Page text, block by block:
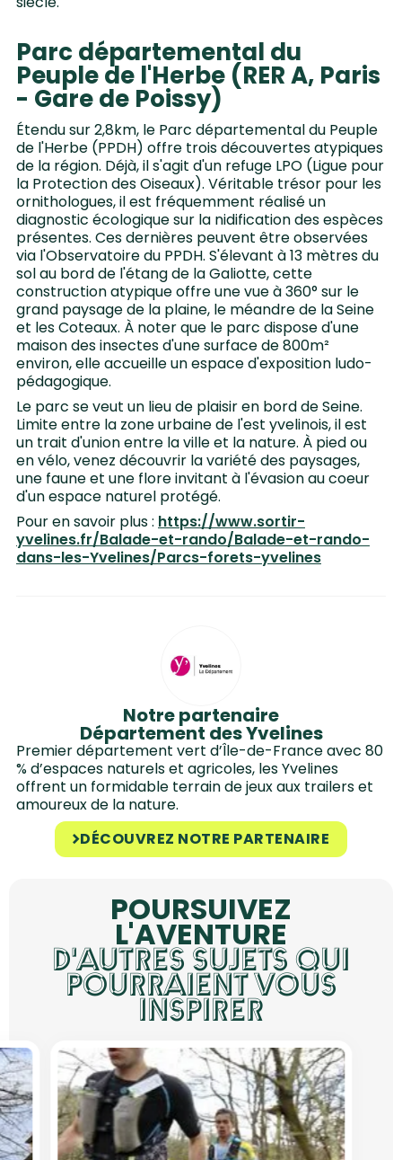
Parc départemental du
Peuple de l'Herbe (RER A, Paris
- Gare de Poissy)
Étendu sur 2,8km, le Parc départemental du Peuple
de l'Herbe (PPDH) offre trois découvertes atypiques
de la région. Déjà, il s'agit d'un refuge LPO (Ligue pour
la Protection des Oiseaux). Véritable trésor pour les
ornithologues, il est fréquemment réalisé un
diagnostic écologique sur la nidification des espèces
présentes. Ces dernières peuvent être observées
via l'Observatoire du PPDH. S'élevant à 13 mètres du
sol au bord de l'étang de la Galiotte, cette
construction atypique offre une vue à 360° sur le
grand paysage de la plaine, le méandre de la Seine
et les Coteaux. À noter que le parc dispose d'une
maison des insectes d'une surface de 800m²
environ, elle accueille un espace d'exposition ludo-
pédagogique.
Le parc se veut un lieu de plaisir en bord de Seine.
Limite entre la zone urbaine de l'est yvelinois, il est
un trait d'union entre la ville et la nature. À pied ou
en vélo, venez découvrir la variété des paysages,
une faune et une flore invitant à l'évasion au coeur
d'un espace naturel protégé.
Pour en savoir plus : https://www.sortir-
yvelines.fr/Balade-et-rando/Balade-et-rando-
dans-les-Yvelines/Parcs-forets-yvelines
Notre partenaire
Département des Yvelines
Premier département vert d’Île-de-France avec 80
% d’espaces naturels et agricoles, les Yvelines
offrent un formidable terrain de jeux aux trailers et
amoureux de la nature.
DÉCOUVREZ NOTRE PARTENAIRE
POURSUIVEZ
L'AVENTURE
D'AUTRES SUJETS QUI
POURRAIENT VOUS
INSPIRER